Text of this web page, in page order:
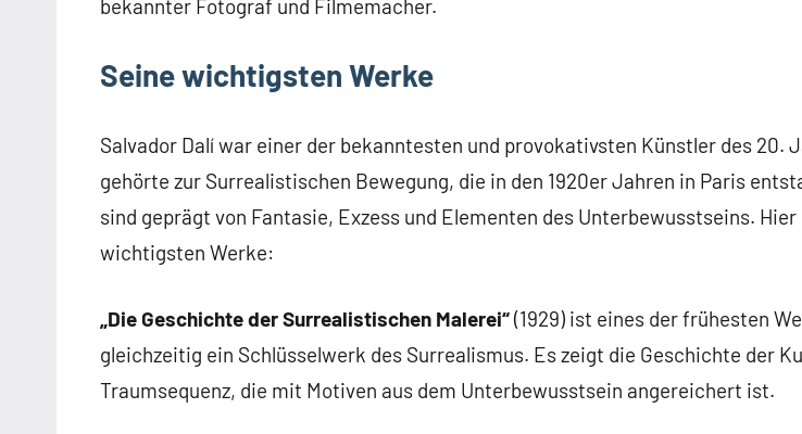
bekannter Fotograf und Filmemacher.
Seine wichtigsten Werke
Salvador Dalí war einer der bekanntesten und provokativsten Künstler des 20.
gehörte zur Surrealistischen Bewegung, die in den 1920er Jahren in Paris
sind geprägt von Fantasie, Exzess und Elementen des Unterbewusstseins. Hier
wichtigsten Werke:
„Die Geschichte der Surrealistischen Malerei“(1929) ist eines der frühesten
gleichzeitig ein Schlüsselwerk des Surrealismus. Es zeigt die Geschichte der
Traumsequenz, die mit Motiven aus dem Unterbewusstsein angereichert ist.